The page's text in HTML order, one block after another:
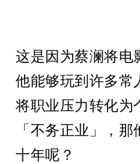
这是因为蔡澜将电
他能够玩到许多常
将职业压力转化为
「不务正业」，
十年呢？